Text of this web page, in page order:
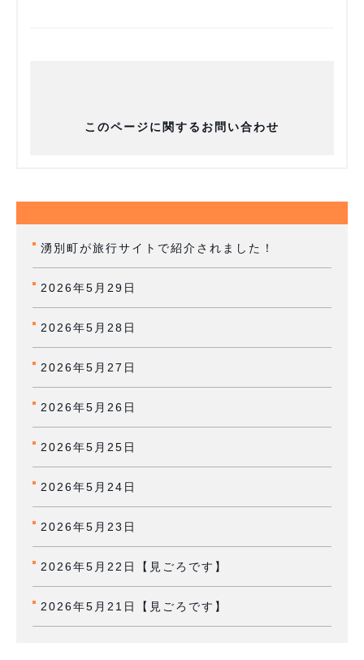
このページに関するお問い合わせ
湧別町が旅行サイトで紹介されました！
2026年5月29日
2026年5月28日
2026年5月27日
2026年5月26日
2026年5月25日
2026年5月24日
2026年5月23日
2026年5月22日【見ごろです】
2026年5月21日【見ごろです】